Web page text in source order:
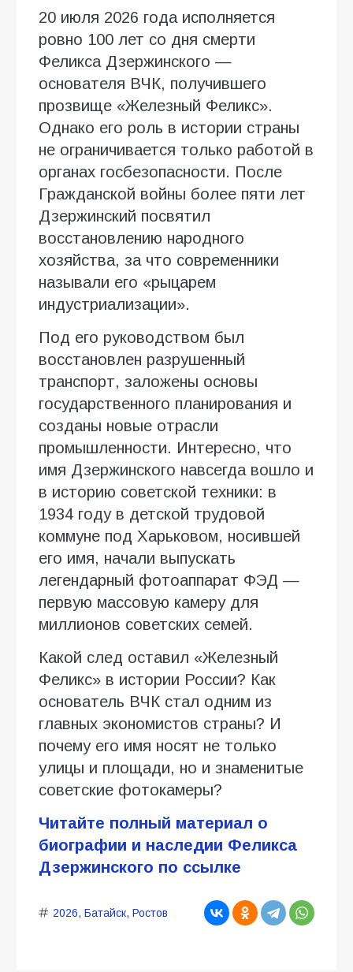
20 июля 2026 года исполняется
ровно 100 лет со дня смерти
Феликса Дзержинского —
основателя ВЧК, получившего
прозвище «Железный Феликс».
Однако его роль в истории страны
не ограничивается только работой в
органах госбезопасности. После
Гражданской войны более пяти лет
Дзержинский посвятил
восстановлению народного
хозяйства, за что современники
называли его «рыцарем
индустриализации».
Под его руководством был
восстановлен разрушенный
транспорт, заложены основы
государственного планирования и
созданы новые отрасли
промышленности. Интересно, что
имя Дзержинского навсегда вошло и
в историю советской техники: в
1934 году в детской трудовой
коммуне под Харьковом, носившей
его имя, начали выпускать
легендарный фотоаппарат ФЭД —
первую массовую камеру для
миллионов советских семей.
Какой след оставил «Железный
Феликс» в истории России? Как
основатель ВЧК стал одним из
главных экономистов страны? И
почему его имя носят не только
улицы и площади, но и знаменитые
советские фотокамеры?
Читайте полный материал о
биографии и наследии Феликса
Дзержинского по ссылке
2026, Батайск, Ростов